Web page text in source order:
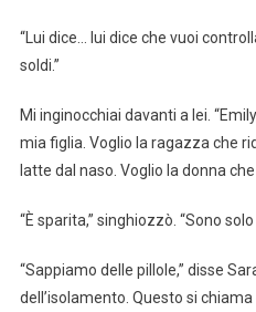
“Lui dice… lui dice che vuoi
soldi.”
Mi inginocchiai davanti a lei.
mia figlia. Voglio la ragazza che
latte dal naso. Voglio la donna
“È sparita,” singhiozzò. “Sono
“Sappiamo delle pillole,” disse
dell’isolamento. Questo si